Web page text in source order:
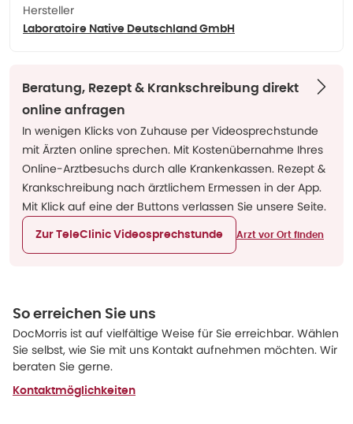
Hersteller
Laboratoire Native Deutschland GmbH
Beratung, Rezept & Krankschreibung direkt
online anfragen
In wenigen Klicks von Zuhause per Videosprechstunde
mit Ärzten online sprechen. Mit Kostenübernahme Ihres
Online-Arztbesuchs durch alle Krankenkassen. Rezept &
Krankschreibung nach ärztlichem Ermessen in der App.
Mit Klick auf eine der Buttons verlassen Sie unsere Seite.
Zur TeleClinic Videosprechstunde Arzt vor Ort finden
So erreichen Sie uns
DocMorris ist auf vielfältige Weise für Sie erreichbar. Wählen
Sie selbst, wie Sie mit uns Kontakt aufnehmen möchten. Wir
beraten Sie gerne.
Kontaktmöglichkeiten